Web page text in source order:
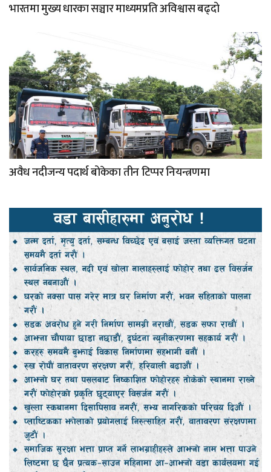
भारतमा मुख्य धारका सञ्चार माध्यमप्रति अविश्वास बढ्दो
अवैध नदीजन्य पदार्थ बोकेका तीन टिप्पर नियन्त्रणमा